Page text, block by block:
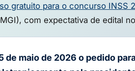
gratuito para o concurso INSS
com expectativa de edital
maio de 2026 o pedido